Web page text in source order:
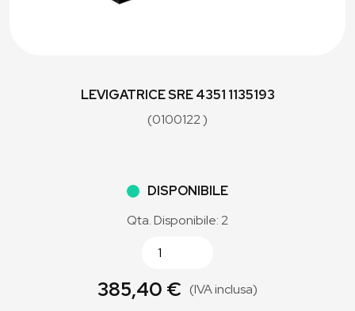
LEVIGATRICE SRE 4351 1135193
(0100122 )
DISPONIBILE
Qta. Disponibile: 2
385,40 € (IVA inclusa)